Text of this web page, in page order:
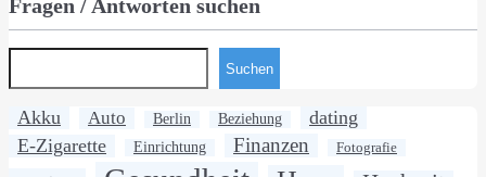
Fragen / Antworten suchen
Suchen
Akku Auto Berlin Beziehung
dating
E-Zigarette
Einrichtung Finanzen Fotografie